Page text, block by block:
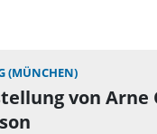
(MÜNCHEN)
von Arne